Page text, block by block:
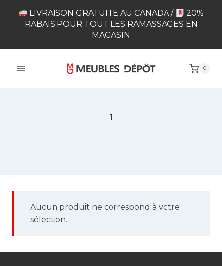
LIVRAISON GRATUITE AU CANADA /
20%
RABAIS POUR TOUT LES RAMASSAGES EN
MAGASIN
0
1
Aucun produit ne correspond à votre
sélection.